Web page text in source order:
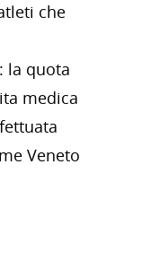
che
la quota
medica
Veneto